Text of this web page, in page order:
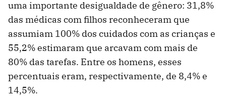
uma importante desigualdade de gênero: 31,8%
das médicas com filhos reconheceram que
assumiam 100% dos cuidados com as crianças e
55,2% estimaram que arcavam com mais de
80% das tarefas. Entre os homens, esses
percentuais eram, respectivamente, de 8,4% e
14,5%.